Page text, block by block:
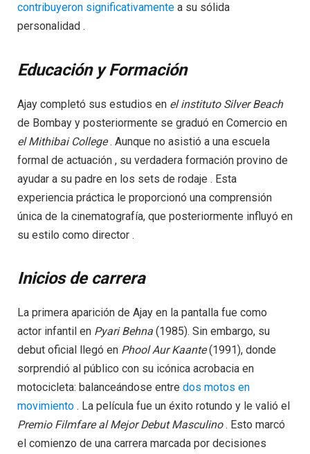
contribuyeron significativamente a su sólida
personalidad .
Educación y Formación
Ajay completó sus estudios en elinstituto Silver Beach
de Bombay y posteriormente se graduó en Comercio en
el Mithibai College. Aunque no asistió a una escuela
formal de actuación , su verdadera formación provino de
ayudar a su padre en los sets de rodaje . Esta
experiencia práctica le proporcionó una comprensión
única de la cinematografía, que posteriormente influyó en
su estilo como director .
Inicios de carrera
La primera aparición de Ajay en la pantalla fue como
actor infantil en Pyari Behna (1985). Sin embargo, su
debut oficial llegó en Phool Aur Kaante(1991), donde
sorprendió al público con su icónica acrobacia en
motocicleta: balanceándose entre dos motos en
movimiento . La película fue un éxito rotundo y le valió el
Premio Filmfare al Mejor Debut Masculino. Esto marcó
el comienzo de una carrera marcada por decisiones